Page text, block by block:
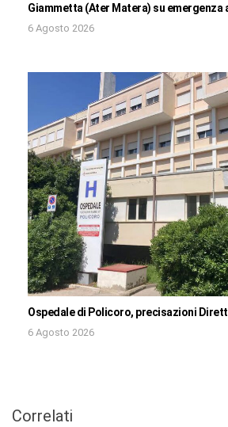
Giammetta (Ater Matera) su emergenza
6 Agosto 2026
Ospedale di Policoro, precisazioni
6 Agosto 2026
Correlati